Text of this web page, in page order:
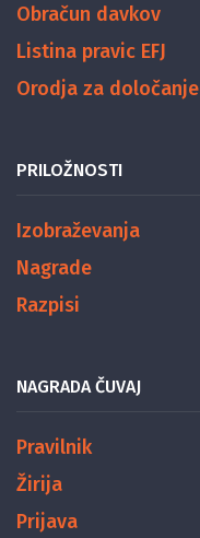
Obračun davkov
Listina pravic EFJ
Orodja za
PRILOŽNOSTI
Izobraževanja
Nagrade
Razpisi
NAGRADA ČUVAJ
Pravilnik
Žirija
Prijava